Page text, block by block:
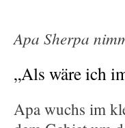
Apa Sherpa
„Als wäre ich
Apa wuchs im